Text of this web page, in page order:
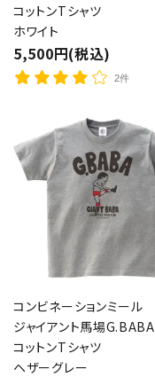
コットンTシャツ
ホワイト
5,500円(税込)
2件
コンビネーションミール
ジャイアント馬場G.BABA
コットンTシャツ
ヘザーグレー